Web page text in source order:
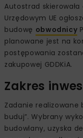
Autostrad
Urzędowym UE
budowę obwodnicy
planowane jest na
postępowania
zakupowej GDDKiA.
Zakres
Zadanie realizowane
buduj”. Wybrany
budowlany, uzyska